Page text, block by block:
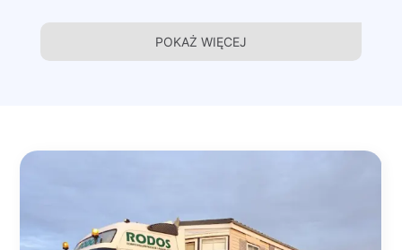
POKAŻ WIĘCEJ